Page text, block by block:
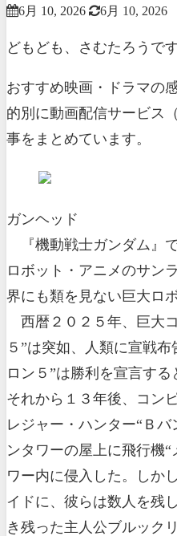
6月 10, 2026 6月 10, 2026
どもども、さむたろうで
おすすめ映画・ドラマの
的別に動画配信サービス
事をまとめています。
ガンヘッド
『機動戦士ガンダム』
ロボット・アニメのサン
界にも類を見ない巨大ロ
西暦２０２５年、巨大
５”は突如、人類に宣戦
ロン５”は勝利を宣言する
それから１３年後、コン
レジャー・ハンター“Ｂ
ンタワーの屋上に飛行機
ワー内に侵入した。しか
イドに、彼らは数人を残
き残った主人公ブルック